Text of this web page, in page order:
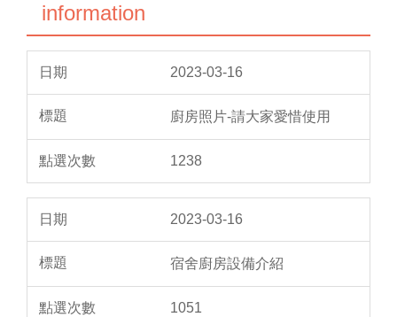
information
2023-03-16
廚房照片-請大家愛惜使用
1238
2023-03-16
宿舍廚房設備介紹
1051